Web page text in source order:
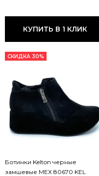
КУПИТЬ В 1 КЛИК
СКИДКА 30%
Ботинки Kelton черные
замшевые МЕХ 80670 KEL